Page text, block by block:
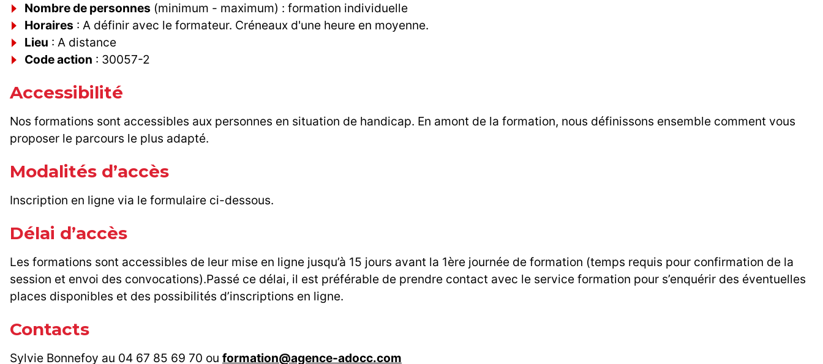
Nombre de personnes (minimum - maximum) : formation individuelle
Horaires : A définir avec le formateur. Créneaux d'une heure en moyenne.
Lieu : A distance
Code action : 30057-2
Accessibilité
Nos formations sont accessibles aux personnes en situation de handicap. En amont de la formation, nous définissons ensemble comment vous
proposer le parcours le plus adapté.
Modalités d’accès
Inscription en ligne via le formulaire ci-dessous.
Délai d’accès
Les formations sont accessibles de leur mise en ligne jusqu’à 15 jours avant la 1ère journée de formation (temps requis pour confirmation de la
session et envoi des convocations).Passé ce délai, il est préférable de prendre contact avec le service formation pour s’enquérir des éventuelles
places disponibles et des possibilités d’inscriptions en ligne.
Contacts
Sylvie Bonnefoy au 04 67 85 69 70 ou formation@agence-adocc.com